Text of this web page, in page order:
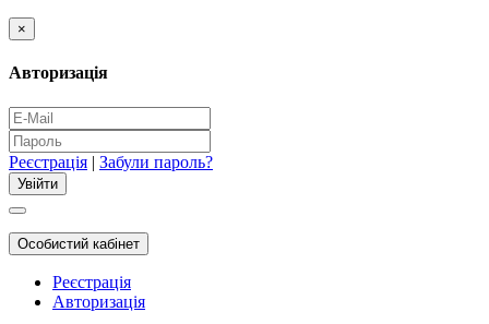
×
Авторизація
Реєстрація | Забули пароль?
Особистий кабінет
Реєстрація
Авторизація